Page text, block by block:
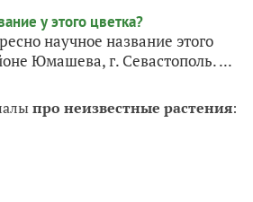
научное название этого
Юмашева, г. Севастополь. ...
про неизвестные растения: